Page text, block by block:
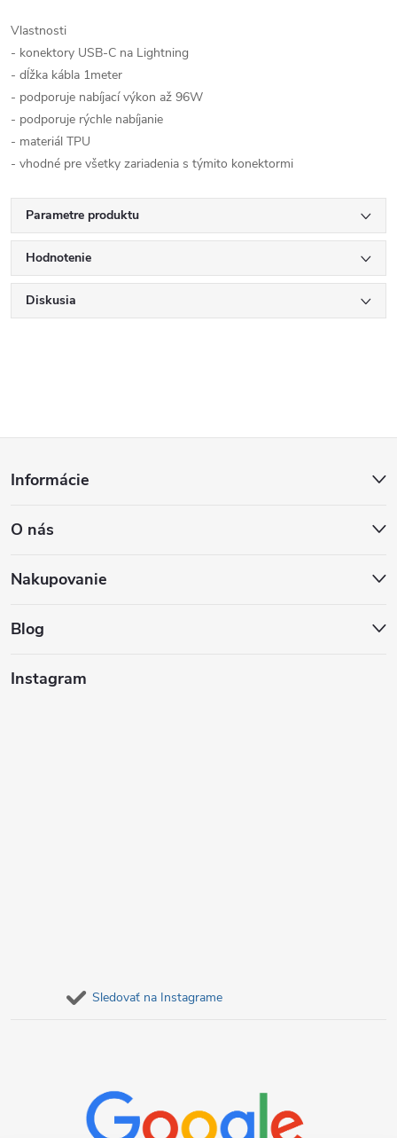
Vlastnosti
- konektory USB-C na Lightning
- dĺžka kábla 1meter
- podporuje nabíjací výkon až 96W
- podporuje rýchle nabíjanie
- materiál TPU
- vhodné pre všetky zariadenia s týmito konektormi
Parametre produktu
Hodnotenie
Diskusia
p
ä
Informácie
O nás
Nakupovanie
Blog
Instagram
Sledovať na Instagrame